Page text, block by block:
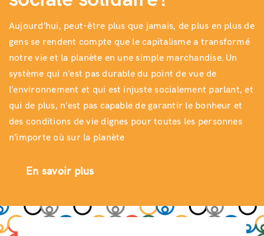
Nous contacter
Aujourd’hui, peut-être plus que jamais, de plus en plus de
gens se rendent compte que le capitalisme a transformé
notre vie et la planète en une simple marchandise. Un
système qui n’est pas durable du point de vue de
l’environnement et qui est injuste socialement parlant, et
qui de plus, n’est pas capable de garantir le bonheur et
des conditions de vie dignes pour toutes les personnes
n’importe où sur la planète
En savoir plus